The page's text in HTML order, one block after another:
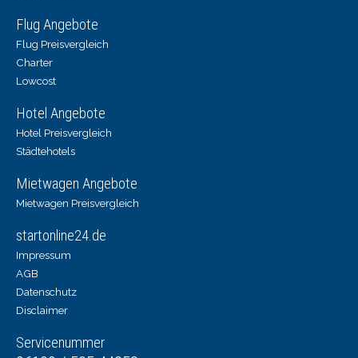
Flug Angebote
Flug Preisvergleich
Charter
Lowcost
Hotel Angebote
Hotel Preisvergleich
Städtehotels
Mietwagen Angebote
Mietwagen Preisvergleich
startonline24.de
Impressum
AGB
Datenschutz
Disclaimer
Servicenummer